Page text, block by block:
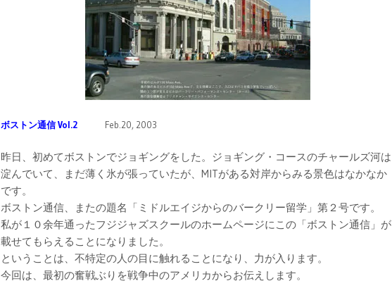
ボストン通信 Vol.2 Feb.20, 2003
昨日、初めてボストンでジョギングをした。ジョギング・コースのチャールズ河は
淀んでいて、まだ薄く氷が張っていたが、MITがある対岸からみる景色はなかなか
です。
ボストン通信、またの題名「ミドルエイジからのバークリー留学」第２号です。
私が１０余年通ったフジジャズスクールのホームページにこの「ボストン通信」が
載せてもらえることになりました。
ということは、不特定の人の目に触れることになり、力が入ります。
今回は、最初の奮戦ぶりを戦争中のアメリカからお伝えします。